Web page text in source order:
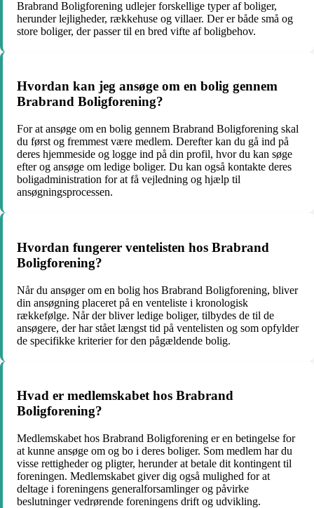
Brabrand Boligforening udlejer forskellige typer af boliger,
herunder lejligheder, rækkehuse og villaer. Der er både små og
store boliger, der passer til en bred vifte af boligbehov.
Hvordan kan jeg ansøge om en bolig gennem
Brabrand Boligforening?
For at ansøge om en bolig gennem Brabrand Boligforening skal
du først og fremmest være medlem. Derefter kan du gå ind på
deres hjemmeside og logge ind på din profil, hvor du kan søge
efter og ansøge om ledige boliger. Du kan også kontakte deres
boligadministration for at få vejledning og hjælp til
ansøgningsprocessen.
Hvordan fungerer ventelisten hos Brabrand
Boligforening?
Når du ansøger om en bolig hos Brabrand Boligforening, bliver
din ansøgning placeret på en venteliste i kronologisk
rækkefølge. Når der bliver ledige boliger, tilbydes de til de
ansøgere, der har stået længst tid på ventelisten og som opfylder
de specifikke kriterier for den pågældende bolig.
Hvad er medlemskabet hos Brabrand
Boligforening?
Medlemskabet hos Brabrand Boligforening er en betingelse for
at kunne ansøge om og bo i deres boliger. Som medlem har du
visse rettigheder og pligter, herunder at betale dit kontingent til
foreningen. Medlemskabet giver dig også mulighed for at
deltage i foreningens generalforsamlinger og påvirke
beslutninger vedrørende foreningens drift og udvikling.